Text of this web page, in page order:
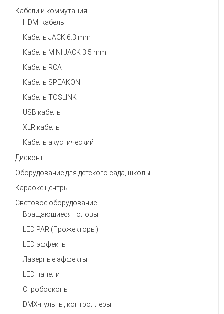
Кабели и коммутация
HDMI кабель
Кабель JACK 6.3 mm
Кабель MINI JACK 3.5 mm
Кабель RCA
Кабель SPEAKON
Кабель TOSLINK
USB кабель
XLR кабель
Кабель акустический
Дисконт
Оборудование для детского сада, школы
Караоке центры
Световое оборудование
Вращающиеся головы
LED PAR (Прожекторы)
LED эффекты
Лазерные эффекты
LED панели
Стробоскопы
DMX-пульты, контроллеры